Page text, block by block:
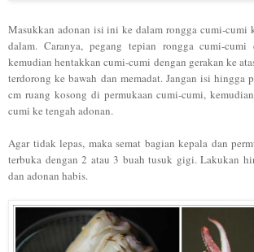
Masukkan adonan isi ini ke dalam rongga cumi-cumi
dalam. Caranya, pegang tepian rongga cumi-cumi
kemudianhentakkan cumi-cumi dengan gerakan ke
terdorong ke bawah dan memadat. Jangan isi hingga
cm ruang kosong di permukaan cumi-cumi,
cumi ke tengah adonan.
Agar tidak lepas, maka semat bagian kepala dan
terbuka dengan 2 atau 3 buah tusuk gigi. Lakukan
dan adonan habis.